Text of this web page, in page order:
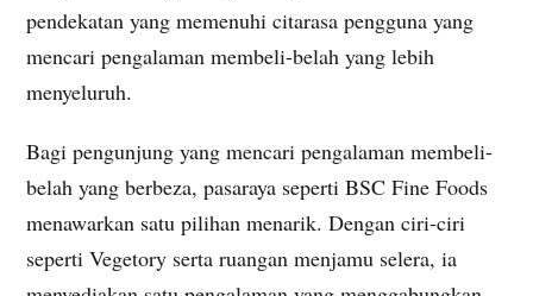
pendekatan yang memenuhi citarasa pengguna yang
mencari pengalaman membeli-belah yang lebih
menyeluruh.
Bagi pengunjung yang mencari pengalaman membeli-
belah yang berbeza, pasaraya seperti BSC Fine Foods
menawarkan satu pilihan menarik. Dengan ciri-ciri
seperti Vegetory serta ruangan menjamu selera, ia